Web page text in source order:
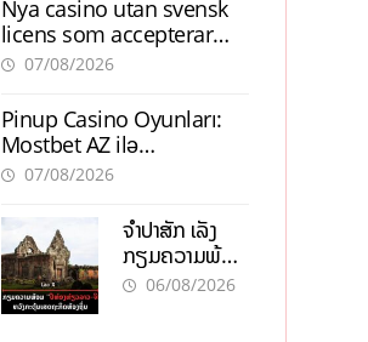
ເຕີບໂຕ
Nya casino utan svensk
licens som accepterar
Swish: En jämförelse
07/08/2026
Pinup Casino Oyunları:
Mostbet AZ ilə
Müqayisədə Nə Təqdim
07/08/2026
ຈຳປາສັກ ເລັ່ງ
ກຽມຄວາມພ້ອມ
“ປີທ່ອງທ່ຽວ
06/08/2026